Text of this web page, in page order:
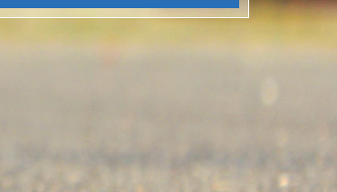
金融数学与金融工程